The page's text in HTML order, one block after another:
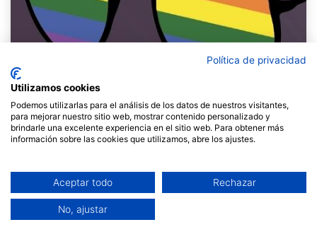
de 18 a 19.30 h, oferirem la xerrada gratuïta “Aplicant
la perspectiva LGTBI+ als grups” a càrrec de Berta
Vallvé i Març Llinàs. Aquesta activitat
i oberta a tothom
Política de privacidad
Utilizamos cookies
Podemos utilizarlas para el análisis de los datos de nuestros visitantes,
para mejorar nuestro sitio web, mostrar contenido personalizado y
brindarle una excelente experiencia en el sitio web. Para obtener más
información sobre las cookies que utilizamos, abre los ajustes.
Aceptar todo Rechazar
No, ajustar